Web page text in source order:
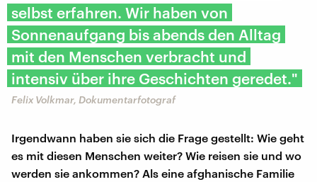
selbst erfahren. Wir haben von
Sonnenaufgang bis abends den Alltag
mit den Menschen verbracht und
intensiv über ihre Geschichten geredet."
Felix Volkmar, Dokumentarfotograf
Irgendwann haben sie sich die Frage gestellt: Wie geht
es mit diesen Menschen weiter? Wie reisen sie und wo
werden sie ankommen? Als eine afghanische Familie